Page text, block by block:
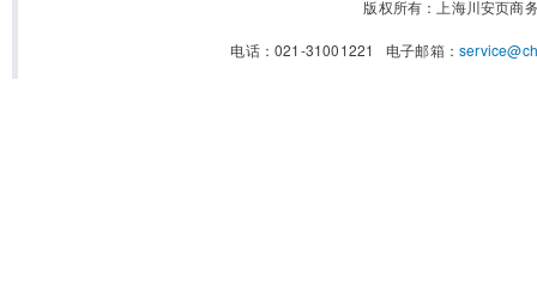
版权所有：上海川安页
电话：021-31001221 电子邮箱：